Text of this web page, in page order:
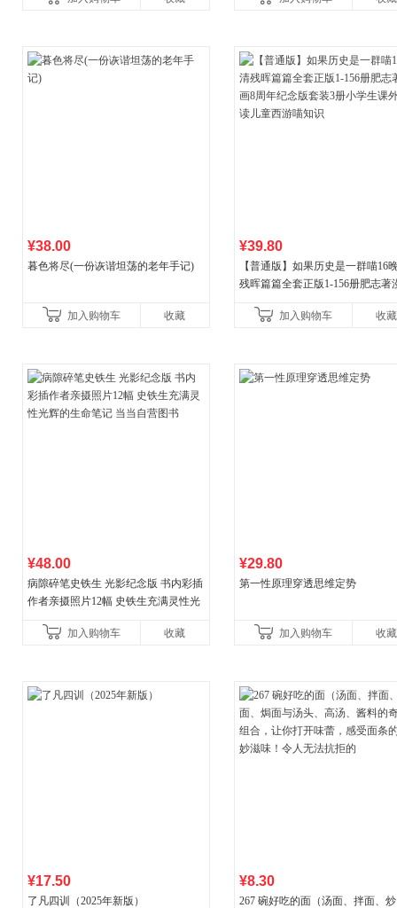
¥38.00
暮色将尽(一份诙谐坦荡的老年手记)
加入购物车 收藏
¥39.80
【普通版】如果历史是一群喵16
残晖篇篇全套正版1-156册肥志著
儿童西游喵知识
加入购物车 收藏
¥48.00
病隙碎笔史铁生 光影纪念版 书内彩插
作者亲摄照片12幅 史铁生充满灵性光
加入购物车
收藏
¥29.80
第一性原理穿透思维定势
加入购物车 收藏
¥17.50
了凡四训（2025年新版）
¥8.30
267 碗好吃的面（汤面、拌面、炒